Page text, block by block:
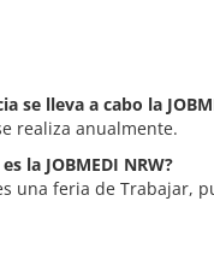
se lleva a cabo la
realiza anualmente.
la JOBMEDI NRW?
una feria de Trabajar,